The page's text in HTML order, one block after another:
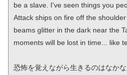
be a slave. I've seen things you
Attack ships on fire off the
beams glitter in the dark near the
moments will be lost in time... like
恐怖を覚えながら生きるのはなか